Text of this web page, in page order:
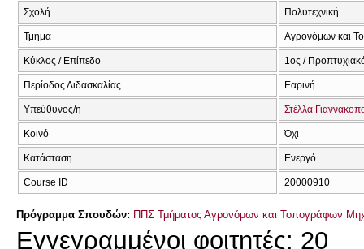
Σχολή Πολυτεχνική
Τμήμα Αγρονόμων και
Κύκλος / Επίπεδο 1ος /
Περίοδος Διδασκαλίας Εαρινή
Υπεύθυνος/η Στέλλα
Κοινό Όχι
Κατάσταση Ενεργό
Course ID 20000910
Πρόγραμμα Σπουδών: ΠΠΣ Τμήματος Αγρονόμων και Τοπογράφων
Εγγεγραμμένοι φοιτητές: 20